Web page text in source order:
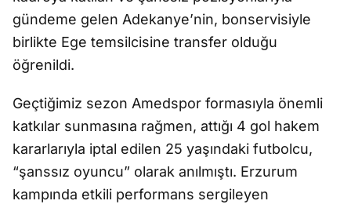
gündeme gelen Adekanye’nin, bonservisiyle
birlikte Ege temsilcisine transfer olduğu
öğrenildi.
Geçtiğimiz sezon Amedspor formasıyla önemli
katkılar sunmasına rağmen, attığı 4 gol hakem
kararlarıyla iptal edilen 25 yaşındaki futbolcu,
“şanssız oyuncu” olarak anılmıştı. Erzurum
kampında etkili performans sergileyen